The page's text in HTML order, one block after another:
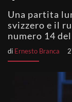
Una partita
svizzero e il
numero 14
di Ernesto Branca